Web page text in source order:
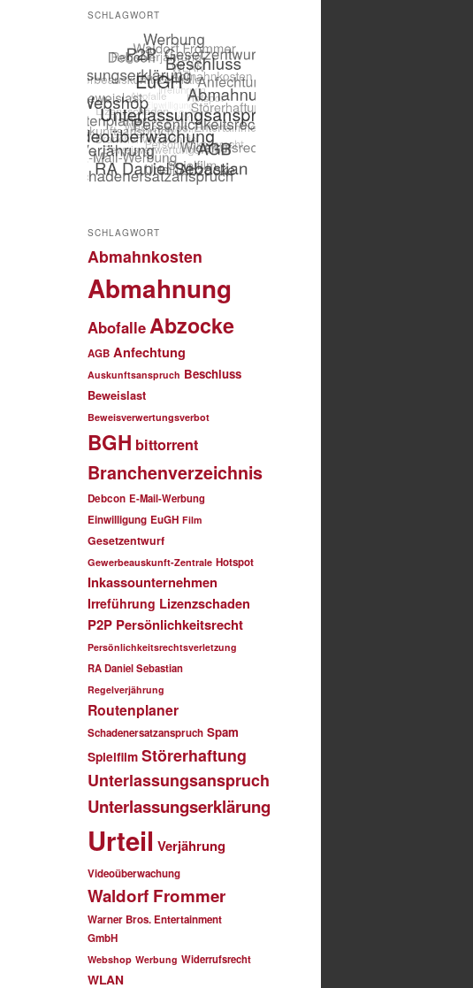
SCHLAGWORT
SCHLAGWORT
Abmahnkosten
Abmahnung
AbofalleAbzocke
AGB Anfechtung
Auskunftsanspruch Beschluss
Beweislast
Beweisverwertungsverbot
BGH bittorrent
Branchenverzeichnis
Debcon E-Mail-Werbung
Einwilligung EuGH Film
Gesetzentwurf
Gewerbeauskunft-Zentrale Hotspot
Inkassounternehmen
Irreführung Lizenzschaden
P2P Persönlichkeitsrecht
Persönlichkeitsrechtsverletzung
RA Daniel Sebastian
Regelverjährung
Routenplaner
Schadenersatzanspruch Spam
Spielfilm Störerhaftung
Unterlassungsanspruch
Unterlassungserklärung
Urteil Verjährung
Videoüberwachung
Waldorf Frommer
Warner Bros. Entertainment
GmbH
Webshop Werbung Widerrufsrecht
WLAN